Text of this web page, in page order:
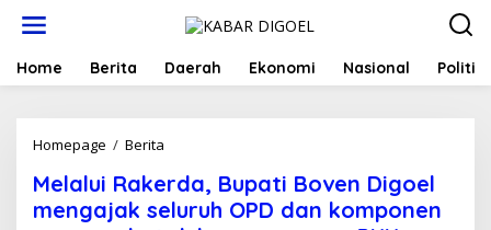
Home Berita Daerah Ekonomi Nasional Politik
Homepage / Berita
Bupati
Boven
Digoel
Melalui Rakerda, Bupati Boven Digoel
mengajak seluruh OPD dan komponen